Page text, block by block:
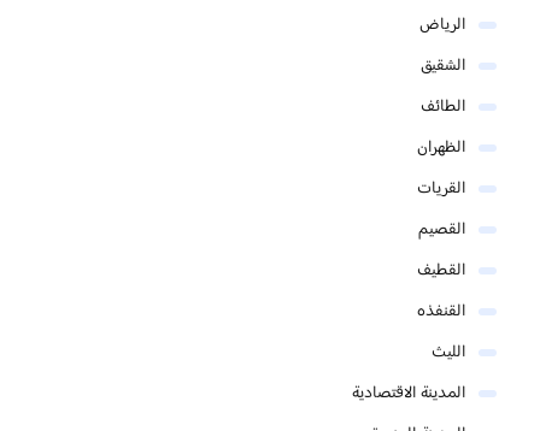
الرياض
الشقيق
الطائف
الظهران
القريات
القصيم
القطيف
القنفذه
الليث
المدينة الاقتصادية